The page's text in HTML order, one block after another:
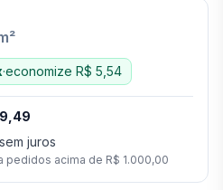
·economize R$ 5,54
sem juros
pedidos acima de R$ 1.000,00